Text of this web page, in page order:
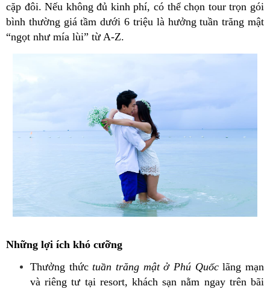
cặp đôi. Nếu không đủ kinh phí, có thể chọn tour trọn gói
bình thường giá tầm dưới 6 triệu là hưởng tuần trăng mật
“ngọt như mía lùi” từ A-Z.
Những lợi ích khó cưỡng
Thưởng thứctuần trăng mật ở Phú Quốclãng mạn
và riêng tư tại resort, khách sạn nằm ngay trên bãi